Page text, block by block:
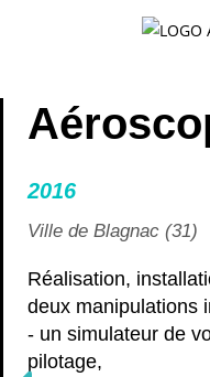
2016
Ville de Blagnac (31)
Réalisation,
deux manipulations
- un simulateur de
pilotage,